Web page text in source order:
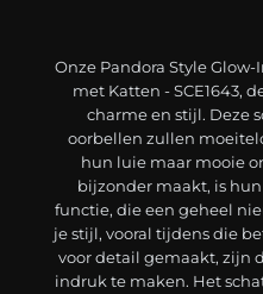
Onze Pandora Style
met Katten - SCE1643,
charme en stijl. Deze
oorbellen zullen
hun luie maar mooie
bijzonder maakt, is
functie, die een geheel
je stijl, vooral tijdens die
voor detail gemaakt, zijn
indruk te maken. Het